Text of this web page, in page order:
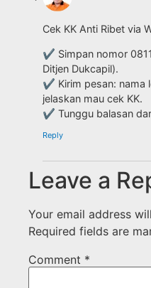
Cek KK Anti Ribet via
✔ Simpan nomor
Ditjen Dukcapil).
✔ Kirim pesan: nama
jelaskan mau cek KK.
✔ Tunggu balasan
Reply
Leave a
Your email address
Required fields are
Comment *